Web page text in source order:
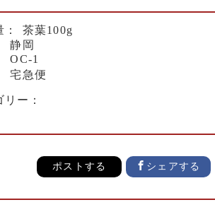
茶葉100g
静岡
OC-1
宅急便
リー：
ポストする シェアする